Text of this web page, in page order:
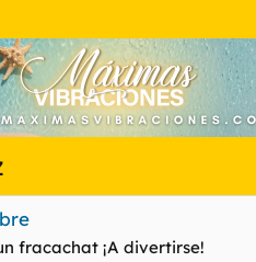
fracachat ¡A divertirse!